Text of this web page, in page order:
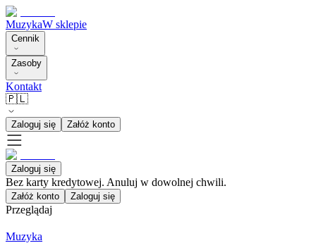
MuzykaW sklepie
Cennik
Zasoby
Kontakt
🇵🇱
Zaloguj się Załóż konto
Zaloguj się
Bez karty kredytowej. Anuluj w dowolnej chwili.
Załóż konto Zaloguj się
Przeglądaj
Muzyka